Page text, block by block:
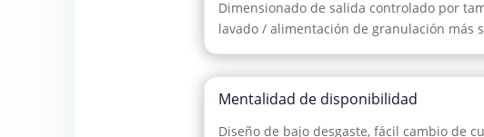
Dimensionado de salida controlado por
lavado / alimentación de granulación más
Mentalidad de disponibilidad
Diseño de bajo desgaste, fácil cambio de